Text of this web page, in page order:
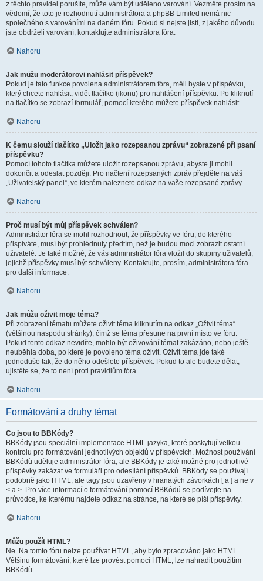
z těchto pravidel porušíte, může vám být uděleno varování. Vezměte prosím na
vědomí, že toto je rozhodnutí administrátora a phpBB Limited nemá nic
společného s varováními na daném fóru. Pokud si nejste jisti, z jakého důvodu
jste obdrželi varování, kontaktujte administrátora fóra.
Nahoru
Jak můžu moderátorovi nahlásit příspěvek?
Pokud je tato funkce povolena administrátorem fóra, měli byste v příspěvku,
který chcete nahlásit, vidět tlačítko (ikonu) pro nahlášení příspěvku. Po kliknutí
na tlačítko se zobrazí formulář, pomocí kterého můžete příspěvek nahlásit.
Nahoru
K čemu slouží tlačítko „Uložit jako rozepsanou zprávu“ zobrazené při psaní
příspěvku?
Pomocí tohoto tlačítka můžete uložit rozepsanou zprávu, abyste ji mohli
dokončit a odeslat později. Pro načtení rozepsaných zpráv přejděte na váš
„Uživatelský panel“, ve kterém naleznete odkaz na vaše rozepsané zprávy.
Nahoru
Proč musí být můj příspěvek schválen?
Administrátor fóra se mohl rozhodnout, že příspěvky ve fóru, do kterého
přispíváte, musí být prohlédnuty předtím, než je budou moci zobrazit ostatní
uživatelé. Je také možné, že vás administrátor fóra vložil do skupiny uživatelů,
jejichž příspěvky musí být schváleny. Kontaktujte, prosím, administrátora fóra
pro další informace.
Nahoru
Jak můžu oživit moje téma?
Při zobrazení tématu můžete oživit téma kliknutím na odkaz „Oživit téma“
(většinou naspodu stránky), čímž se téma přesune na první místo ve fóru.
Pokud tento odkaz nevidíte, mohlo být oživování témat zakázáno, nebo ještě
neuběhla doba, po které je povoleno téma oživit. Oživit téma jde také
jednoduše tak, že do něho odešlete příspěvek. Pokud to ale budete dělat,
ujistěte se, že to není proti pravidlům fóra.
Nahoru
Formátování a druhy témat
Co jsou to BBKódy?
BBKódy jsou speciální implementace HTML jazyka, které poskytují velkou
kontrolu pro formátování jednotlivých objektů v příspěvcích. Možnost používání
BBKódů uděluje administrátor fóra, ale BBKódy je také možné pro jednotlivé
příspěvky zakázat ve formuláři pro odesílání příspěvků. BBKódy se používají
podobně jako HTML, ale tagy jsou uzavřeny v hranatých závorkách [ a ] a ne v
< a >. Pro více informací o formátování pomocí BBKódů se podívejte na
průvodce, ke kterému najdete odkaz na stránce, na které se píší příspěvky.
Nahoru
Můžu použít HTML?
Ne. Na tomto fóru nelze používat HTML, aby bylo zpracováno jako HTML.
Většinu formátování, které lze provést pomocí HTML, lze nahradit použitím
BBKódů.